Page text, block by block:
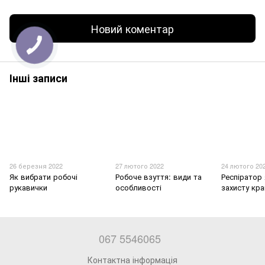
Новий коментар
Інші записи
26 березня 2022
Як вибрати робочі
рукавички
27 лютого 2022
Робоче взуття: види та
особливості
24 лютого
захисту
067 5546065
Контактна інформація